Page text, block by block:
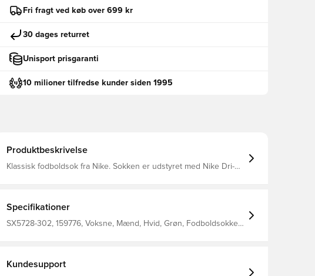
Fri fragt ved køb over 699 kr
30 dages returret
Unisport prisgaranti
10 milioner tilfredse kunder siden 1995
Produktbeskrivelse
Klassisk fodboldsok fra Nike. Sokken er udstyret med Nike Dri-
Specifikationer
SX5728-302, 159776, Voksne, Mænd, Hvid, Grøn, Fodboldsokker,
Kundesupport